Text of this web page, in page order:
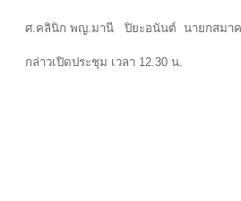
ศ.คลินิก พญ.มานี ปิยะอนันต์ นายกสมาค
กล่าวเปิดประชุม เวลา 12.30 น.